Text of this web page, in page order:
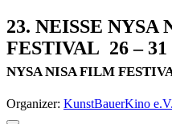
23. NEISSE NYSA
FESTIVAL 26 –
NYSA NISA FILM
Organizer: KunstBauerKino e.V.